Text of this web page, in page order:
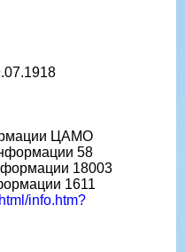
ЦАМО
58
18003
1611
info.htm?